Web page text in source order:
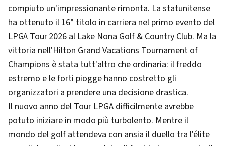
compiuto un'impressionante rimonta. La statunitense
ha ottenuto il 16° titolo in carriera nel primo evento del
LPGA Tour2026 al Lake Nona Golf & Country Club. Ma la
vittoria nell'Hilton Grand Vacations Tournament of
Champions è stata tutt'altro che ordinaria: il freddo
estremo e le forti piogge hanno costretto gli
organizzatori a prendere una decisione drastica.
Il nuovo anno del Tour LPGA difficilmente avrebbe
potuto iniziare in modo più turbolento. Mentre il
mondo del golf attendeva con ansia il duello tra l'élite